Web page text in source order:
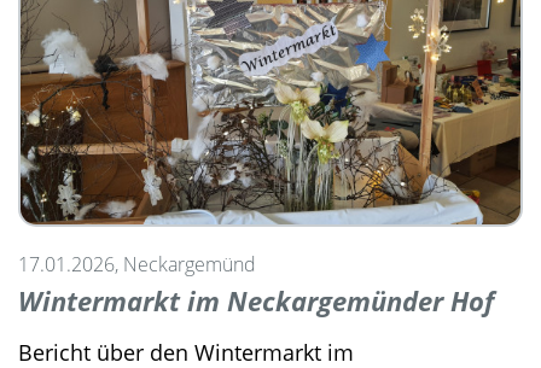
17.01.2026, Neckargemünd
Wintermarkt im Neckargemünder Hof
Bericht über den Wintermarkt im